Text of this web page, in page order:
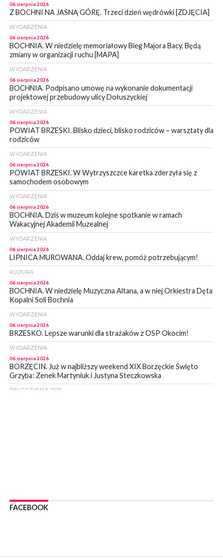
06 sierpnia 2026
Z BOCHNI NA JASNĄ GÓRĘ. Trzeci dzień wędrówki [ZDJĘCIA]
WYDARZENIA
06 sierpnia 2026
BOCHNIA. W niedzielę memoriałowy Bieg Majora Bacy. Będą
zmiany w organizacji ruchu [MAPA]
WYDARZENIA
06 sierpnia 2026
BOCHNIA. Podpisano umowę na wykonanie dokumentacji
projektowej przebudowy ulicy Dołuszyckiej
WYDARZENIA
06 sierpnia 2026
POWIAT BRZESKI. Blisko dzieci, blisko rodziców – warsztaty dla
rodziców
WYDARZENIA
06 sierpnia 2026
POWIAT BRZESKI. W Wytrzyszczce karetka zderzyła się z
samochodem osobowym
WYDARZENIA
06 sierpnia 2026
BOCHNIA. Dziś w muzeum kolejne spotkanie w ramach
Wakacyjnej Akademii Muzealnej
WYDARZENIA
06 sierpnia 2026
LIPNICA MUROWANA. Oddaj krew, pomóż potrzebującym!
KULTURA
06 sierpnia 2026
BOCHNIA. W niedzielę Muzyczna Altana, a w niej Orkiestra Dęta
Kopalni Soli Bochnia
WYDARZENIA
06 sierpnia 2026
BRZESKO. Lepsze warunki dla strażaków z OSP Okocim!
WYDARZENIA
06 sierpnia 2026
BORZĘCIN. Już w najbliższy weekend XIX Borzęckie Święto
Grzyba: Zenek Martyniuk i Justyna Steczkowska
PIELGRZYMKA 2026
[PROGRAM]
FACEBOOK